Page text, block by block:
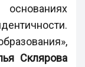
Склярова